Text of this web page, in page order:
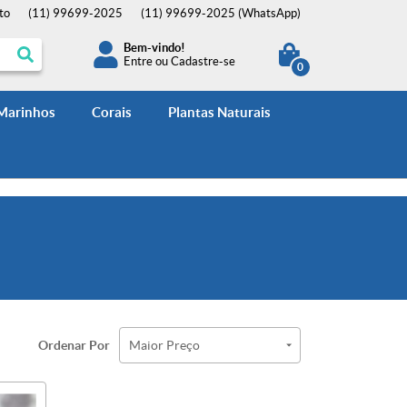
(11) 99699-2025 (11) 99699-2025 (WhatsApp)
Bem-vindo!
Entre ouCadastre-se 0
Corais Plantas Naturais
Ordenar Por Maior Preço